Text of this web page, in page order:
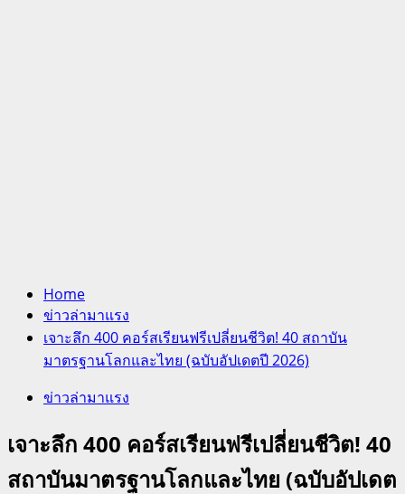
Home
ข่าวล่ามาแรง
เจาะลึก 400 คอร์สเรียนฟรีเปลี่ยนชีวิต! 40 สถาบัน
มาตรฐานโลกและไทย (ฉบับอัปเดตปี 2026)
ข่าวล่ามาแรง
เจาะลึก 400 คอร์สเรียนฟรีเปลี่ยนชีวิต! 40
สถาบันมาตรฐานโลกและไทย (ฉบับอัปเดต